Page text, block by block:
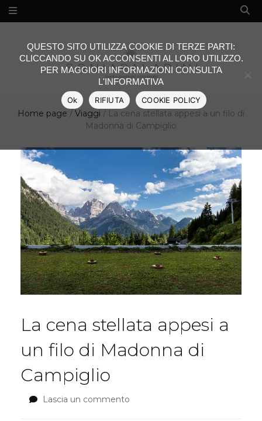
Home page / Viaggi / La cena stellata appesi a un filo di
Madonna di Campiglio
La cena stellata appesi a
un filo di Madonna di
Campiglio
Lascia un commento
QUESTO SITO UTILIZZA COOKIE DI TERZE PARTI:
CLICCANDO SU OK ACCONSENTI AL LORO UTILIZZO.
PER MAGGIORI INFORMAZIONI CONSULTA
L'INFORMATIVA
Ok RIFIUTA COOKIE POLICY